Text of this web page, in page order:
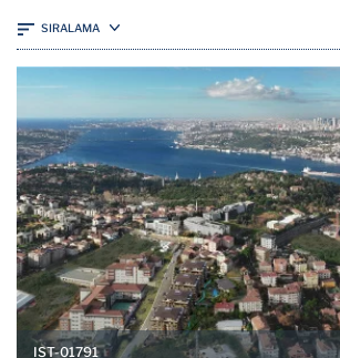
SIRALAMA
IST-01791